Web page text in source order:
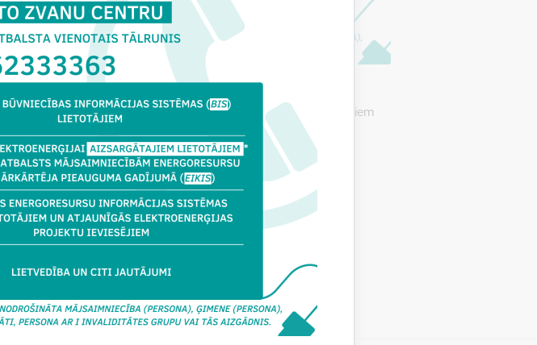
par būvniecības projektiem, atļaujām un citiem jautājumiem
kontaktpunktu.